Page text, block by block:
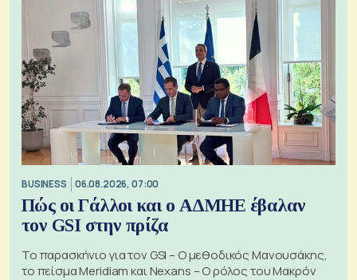
BUSINESS 06.08.2026, 07:00
Πώς οι Γάλλοι και ο ΑΔΜΗΕ έβαλαν
τον GSI στην πρίζα
Το παρασκήνιο για τον GSI – Ο μεθοδικός Μανουσάκης,
το πείσμα Meridiam και Nexans – Ο ρόλος του Μακρόν